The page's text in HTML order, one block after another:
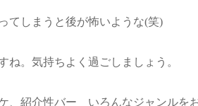
てしまうと後が怖いような(笑)
ね。気持ちよく過ごしましょう。
、紹介性バー いろんなジャンルを